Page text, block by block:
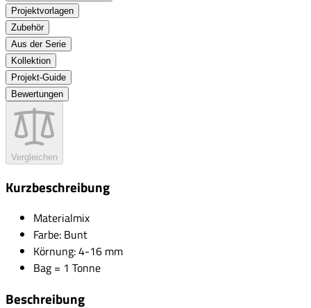
Projektvorlagen
Zubehör
Aus der Serie
Kollektion
Projekt-Guide
Bewertungen
Vergleichen
Kurzbeschreibung
Materialmix
Farbe: Bunt
Körnung: 4-16 mm
Bag = 1 Tonne
Beschreibung